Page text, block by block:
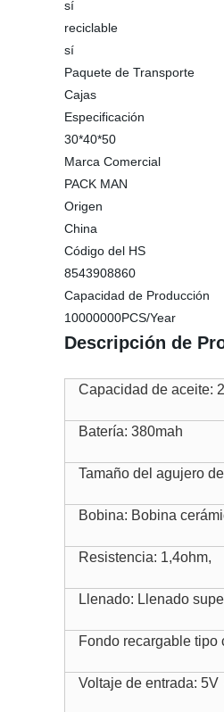
sí
reciclable
sí
Paquete de Transporte
Cajas
Especificación
30*40*50
Marca Comercial
PACK MAN
Origen
China
Código del HS
8543908860
Capacidad de Producción
10000000PCS/Year
Descripción de
Capacidad de aceite:
Batería: 380mah
Tamaño del agujero
Bobina: Bobina
Resistencia: 1,4ohm,
Llenado: Llenado
Fondo recargable tipo
Voltaje de entrada: 5V